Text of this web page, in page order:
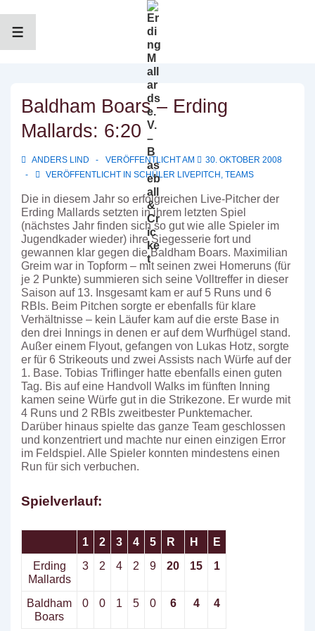
InhaltMENÜ
Baldham Boars – Erding
Mallards: 6:20
ANDERS LIND VERÖFFENTLICHT AM
30. OKTOBER 2008
VERÖFFENTLICHT IN SCHÜLER LIVEPITCH , TEAMS
Die in diesem Jahr so erfolgreichen Live-Pitcher der
Erding Mallards setzten in ihrem letzten Spiel
(nächstes Jahr finden sich so gut wie alle Spieler im
Jugendkader wieder) ihre Siegesserie fort und
gewannen klar gegen die Baldham Boars. Maximilian
Greim war in Topform – mit seinen zwei Homeruns (für
je 2 Punkte) summieren sich seine Volltreffer in dieser
Saison auf 13. Insgesamt kam er auf 5 Runs und 6
RBIs. Beim Pitchen sorgte er ebenfalls für klare
Verhältnisse – kein Läufer kam auf die erste Base in
den drei Innings in denen er auf dem Wurfhügel stand.
Außer einem Flyout, gefangen von Lukas Hotz, sorgte
er für 6 Strikeouts und zwei Assists nach Würfe auf der
1. Base. Tobias Triflinger hatte ebenfalls einen guten
Tag. Bis auf eine Handvoll Walks im fünften Inning
kamen seine Würfe gut in die Strikezone. Er wurde mit
4 Runs und 2 RBIs zweitbester Punktemacher.
Darüber hinaus spielte das ganze Team geschlossen
und konzentriert und machte nur einen einzigen Error
im Feldspiel. Alle Spieler konnten mindestens einen
Run für sich verbuchen.
Spielverlauf:
1 2 3 4 5 R H
E
Erding
Mallards
3 2 4 2 9 20 15 1
Baldham
Boars
0 0 1 5 0 6 4 4